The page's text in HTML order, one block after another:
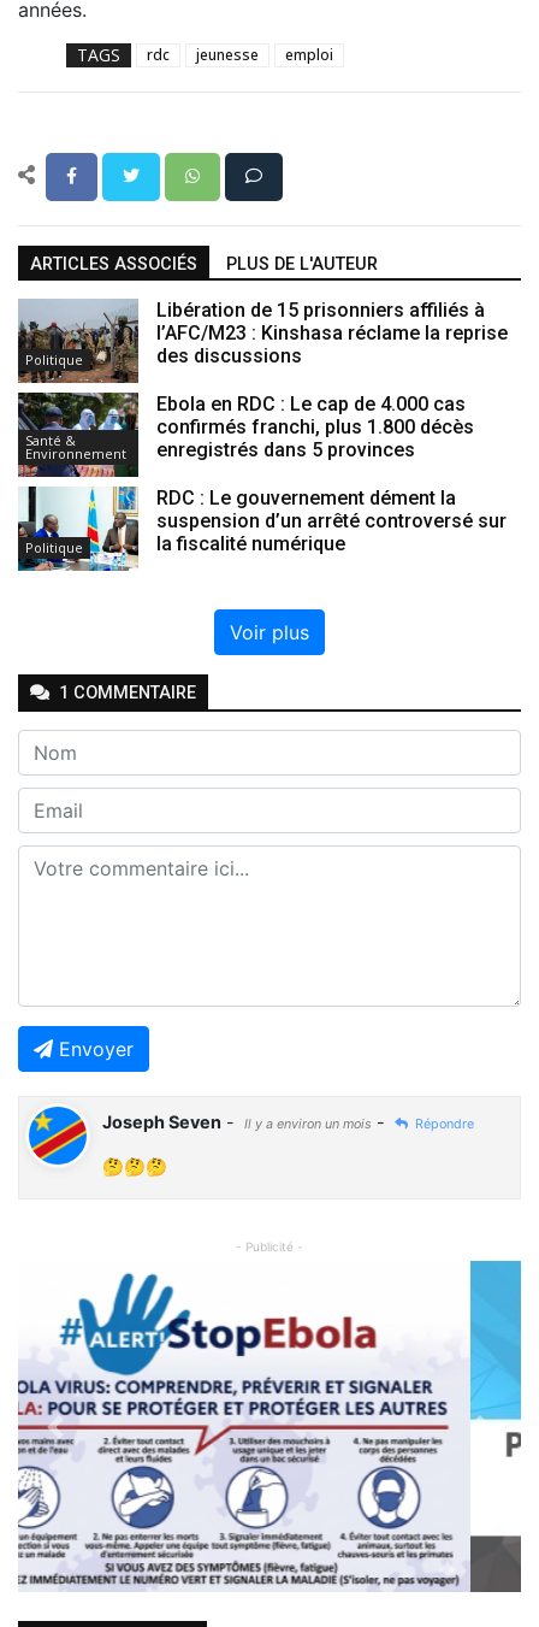
années.
TAGS rdc jeunesse emploi
ARTICLES ASSOCIÉS PLUS DE L'AUTEUR
Politique
Libération de 15 prisonniers affiliés à
l’AFC/M23 : Kinshasa réclame la reprise
des discussions
Santé &
Environnement
Ebola en RDC : Le cap de 4.000 cas
confirmés franchi, plus 1.800 décès
enregistrés dans 5 provinces
Politique
RDC : Le gouvernement dément la
suspension d’un arrêté controversé sur
la fiscalité numérique
Voir plus
1 COMMENTAIRE
Envoyer
Joseph Seven - Il y a environ un mois - Répondre
🤔🤔🤔
- Publicité -
Previous Next